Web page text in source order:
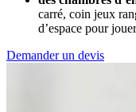
carré, coin jeux
d’espace pour
Demander un devis